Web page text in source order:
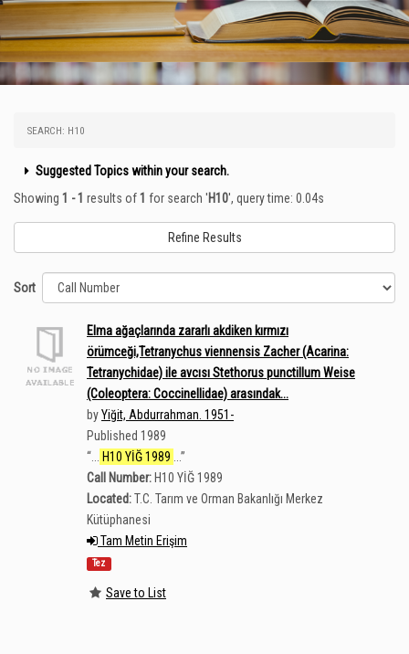
SEARCH: H10
Suggested Topics within your search.
Showing 1 - 1 results of1 for search 'H10', query time: 0.04s
Refine Results
Sort
Elma ağaçlarında zararlı akdiken kırmızı
örümceği,Tetranychus viennensis Zacher (Acarina:
Tetranychidae) ile avcısı Stethorus punctillum Weise
(Coleoptera: Coccinellidae) arasındak...
byYiğit, Abdurrahman. 1951-
Published 1989
“
H10 YİĞ 1989
”
Call Number: H10 YİĞ 1989
Located:T.C. Tarım ve Orman Bakanlığı Merkez
Kütüphanesi
Tam Metin Erişim
Tez
Save to List